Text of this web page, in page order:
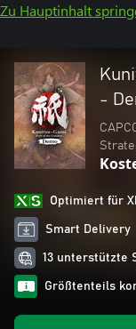
Zu Hauptinhalt
-
Optimiert für
Smart Delivery
13 unterstützte
Größtenteils